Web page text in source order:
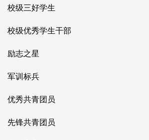
校级三好学生
校级优秀学生干部
励志之星
军训标兵
优秀共青团员
先锋共青团员